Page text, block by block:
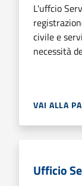
L'uffcio
civile e
necessità
VAI ALLA
Ufficio